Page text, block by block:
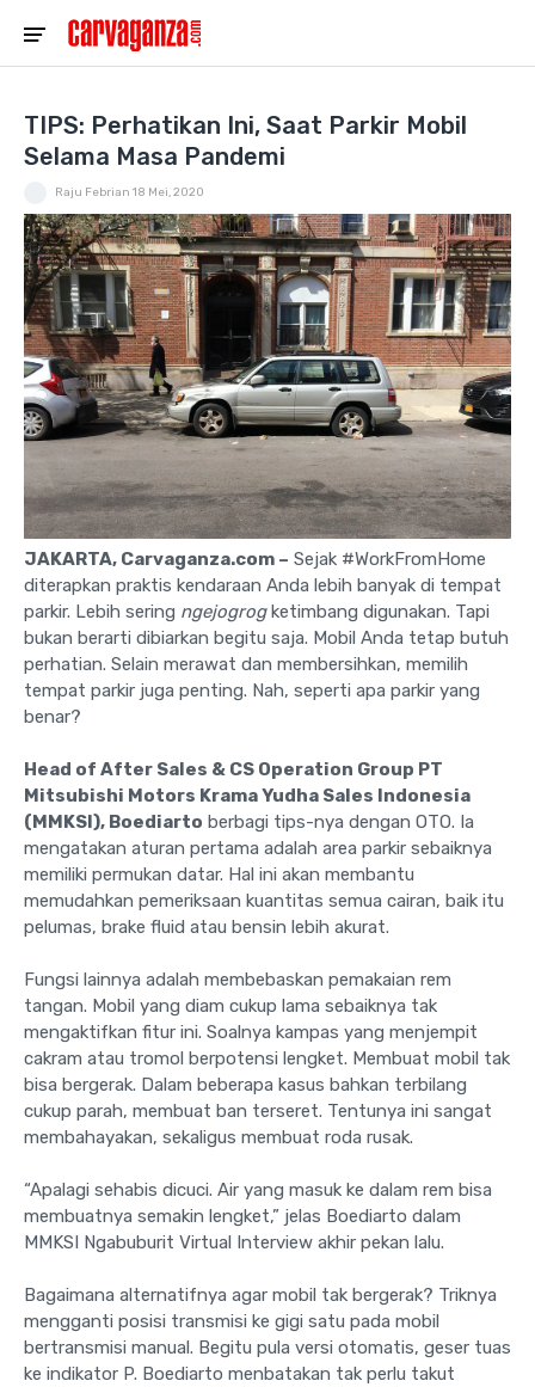
TIPS: Perhatikan Ini, Saat Parkir Mobil
Selama Masa Pandemi
Raju Febrian 18 Mei, 2020
JAKARTA, Carvaganza.com – Sejak #WorkFromHome
diterapkan praktis kendaraan Anda lebih banyak di tempat
parkir. Lebih sering ngejogrogketimbang digunakan. Tapi
bukan berarti dibiarkan begitu saja. Mobil Anda tetap butuh
perhatian. Selain merawat dan membersihkan, memilih
tempat parkir juga penting. Nah, seperti apa parkir yang
benar?
Head of After Sales & CS Operation Group PT
Mitsubishi Motors Krama Yudha Sales Indonesia
(MMKSI), Boediarto berbagi tips-nya dengan OTO. Ia
mengatakan aturan pertama adalah area parkir sebaiknya
memiliki permukan datar. Hal ini akan membantu
memudahkan pemeriksaan kuantitas semua cairan, baik itu
pelumas, brake fluid atau bensin lebih akurat.
Fungsi lainnya adalah membebaskan pemakaian rem
tangan. Mobil yang diam cukup lama sebaiknya tak
mengaktifkan fitur ini. Soalnya kampas yang menjempit
cakram atau tromol berpotensi lengket. Membuat mobil tak
bisa bergerak. Dalam beberapa kasus bahkan terbilang
cukup parah, membuat ban terseret. Tentunya ini sangat
membahayakan, sekaligus membuat roda rusak.
“Apalagi sehabis dicuci. Air yang masuk ke dalam rem bisa
membuatnya semakin lengket,” jelas Boediarto dalam
MMKSI Ngabuburit Virtual Interview akhir pekan lalu.
Bagaimana alternatifnya agar mobil tak bergerak? Triknya
mengganti posisi transmisi ke gigi satu pada mobil
bertransmisi manual. Begitu pula versi otomatis, geser tuas
ke indikator P. Boediarto menbatakan tak perlu takut